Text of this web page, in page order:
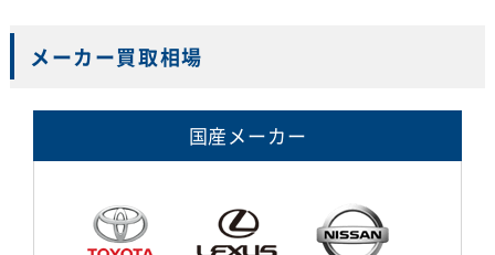
メーカー買取相場
国産メーカー